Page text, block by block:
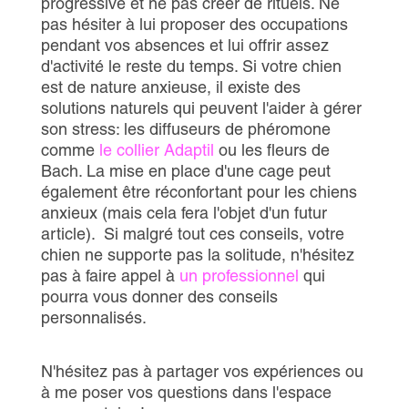
pas hésiter à lui proposer des occupations
pendant vos absences et lui offrir assez
d'activité le reste du temps. Si votre chien
est de nature anxieuse, il existe des
solutions naturels qui peuvent l'aider à gérer
son stress: les diffuseurs de phéromone
comme le collier Adaptil ou les fleurs de
Bach. La mise en place d'une cage peut
également être réconfortant pour les chiens
anxieux (mais cela fera l'objet d'un futur
article). Si malgré tout ces conseils, votre
chien ne supporte pas la solitude, n'hésitez
pas à faire appel à un professionnel qui
pourra vous donner des conseils
personnalisés.
N'hésitez pas à partager vos expériences ou
à me poser vos questions dans l'espace